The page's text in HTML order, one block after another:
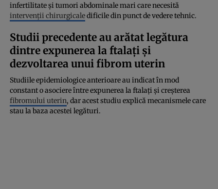
infertilitate și tumori abdominale mari care necesită
intervenții chirurgicaledificile din punct de vedere tehnic.
Studii precedente au arătat legătura
dintre expunerea la ftalați și
dezvoltarea unui fibrom uterin
Studiile epidemiologice anterioare au indicat în mod
constant o asociere între expunerea la ftalați și creșterea
fibromului uterin, dar acest studiu explică mecanismele care
stau la baza acestei legături.